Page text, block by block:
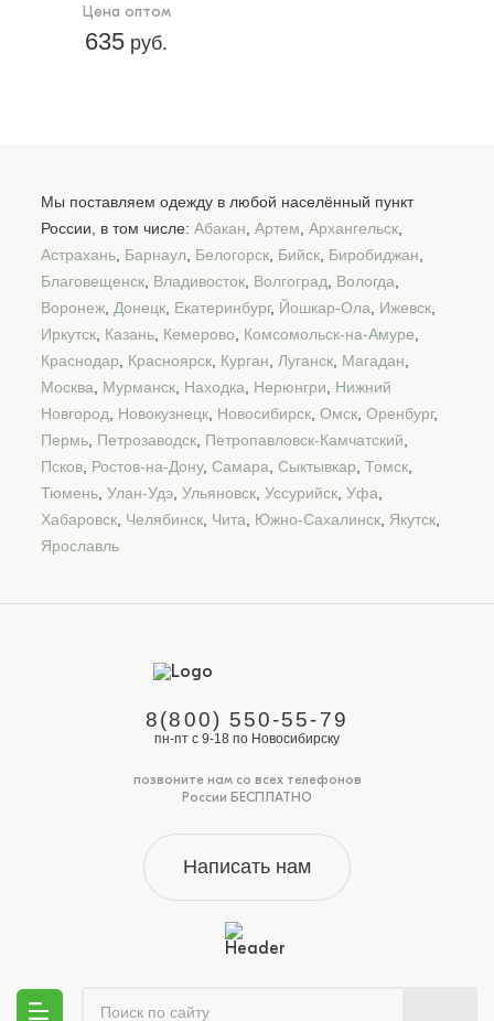
Цена оптом
635 руб.
Мы поставляем одежду в любой населённый пункт
России, в том числе: Абакан Артем Архангельск
Астрахань Барнаул Белогорск Бийск Биробиджан
Благовещенск Владивосток Волгоград Вологда
Воронеж Донецк Екатеринбург, Йошкар-Ола Ижевск
Иркутск Казань Кемерово Комсомольск-на-Амуре
Краснодар
Красноярск Курган Луганск Магадан
Москва
Мурманск Находка Нерюнгри
Нижний
Новгород
Новокузнецк Новосибирск Омск Оренбург,
Пермь Петрозаводск Петропавловск-Камчатский
Псков Ростов-на-Дону, Самара Сыктывкар Томск
Тюмень Улан-Удэ Ульяновск Уссурийск Уфа
Хабаровск Челябинск Чита Южно-Сахалинск Якутск
Ярославль
8(800) 550-55-79
пн-пт с 9-18 по Новосибирску
позвоните нам со всех телефонов
России БЕСПЛАТНО
Написать нам